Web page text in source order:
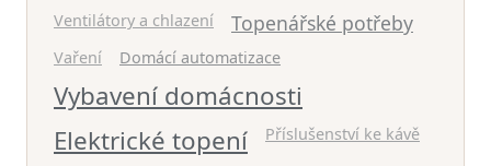
Ventilátory a chlazení Topenářské potřeby
Vaření Domácí automatizace
Vybavení domácnosti
Elektrické topení
Příslušenství ke kávě